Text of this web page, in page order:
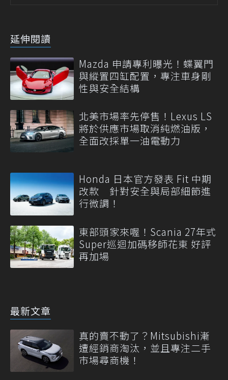
延伸閱讀
Mazda 申請專利曝光！蝶翼門
與縱置四缸配置，專注車身剛
性與安全結構
北美市場率先停售！Lexus LS
將於供應市場取消純燃油版，
全面改採單一油電動力
Honda 日本官方發表 Fit 中期
改款 針對安全與局部細節進
行微調！
東部頭家來喔！Scania 27年式
Super巡迴加碼移師花東 好評
再加場
最新文章
真的賣不動了？Mitsubishi漸
遭經銷商淘汰，並且專注二手
市場尋商機！